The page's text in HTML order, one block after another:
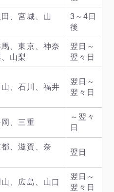
、宮城、山
3～4日
後
、東京、神奈
山梨
翌日～
翌々日
、石川、福井
翌日～
翌々日
、三重
～翌々
日
、滋賀、奈
翌日
、広島、山口
翌日～
翌々日